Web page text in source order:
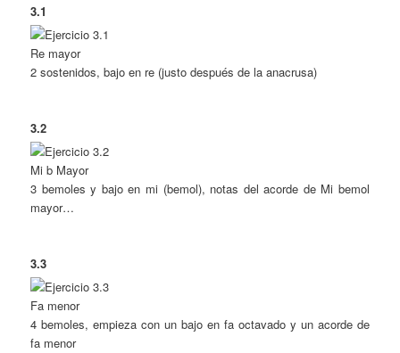
3.1
Re mayor
2 sostenidos, bajo en re (justo después de la anacrusa)
3.2
Mi b Mayor
3 bemoles y bajo en mi (bemol), notas del acorde de Mi bemol
mayor…
3.3
Fa menor
4 bemoles, empieza con un bajo en fa octavado y un acorde de
fa menor